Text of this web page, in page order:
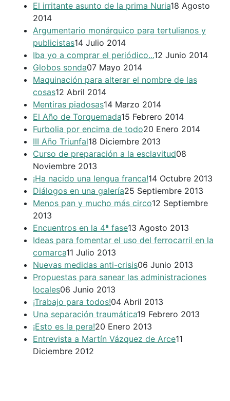
El irritante asunto de la prima Nuria18 Agosto
2014
Argumentario monárquico para tertulianos y
publicistas14 Julio 2014
Iba yo a comprar el periódico...12 Junio 2014
Globos sonda07 Mayo 2014
Maquinación para alterar el nombre de las
cosas12 Abril 2014
Mentiras piadosas14 Marzo 2014
El Año de Torquemada15 Febrero 2014
Furbolia por encima de todo20 Enero 2014
III Año Triunfal18 Diciembre 2013
Curso de preparación a la esclavitud08
Noviembre 2013
¡Ha nacido una lengua franca!14 Octubre 2013
Diálogos en una galería25 Septiembre 2013
Menos pan y mucho más circo12 Septiembre
2013
Encuentros en la 4ª fase13 Agosto 2013
Ideas para fomentar el uso del ferrocarril en la
comarca11 Julio 2013
Nuevas medidas anti-crisis06 Junio 2013
Propuestas para sanear las administraciones
locales06 Junio 2013
¡Trabajo para todos!04 Abril 2013
Una separación traumática19 Febrero 2013
¡Esto es la pera!20 Enero 2013
Entrevista a Martín Vázquez de Arce11
Diciembre 2012